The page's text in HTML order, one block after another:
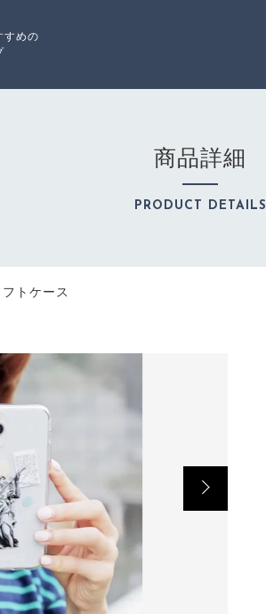
すめの
セール商品
注文履歴
お知らせ
NEWS
お問い合わせ
商品詳細
PRODUCT DETAILS
トケース
ングを続ける